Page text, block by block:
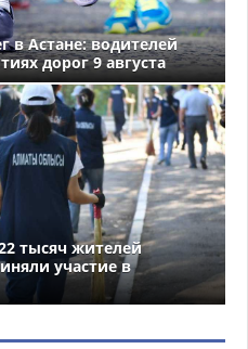
в Астане: водителей
дорог 9 августа
тысяч жителей
участие в